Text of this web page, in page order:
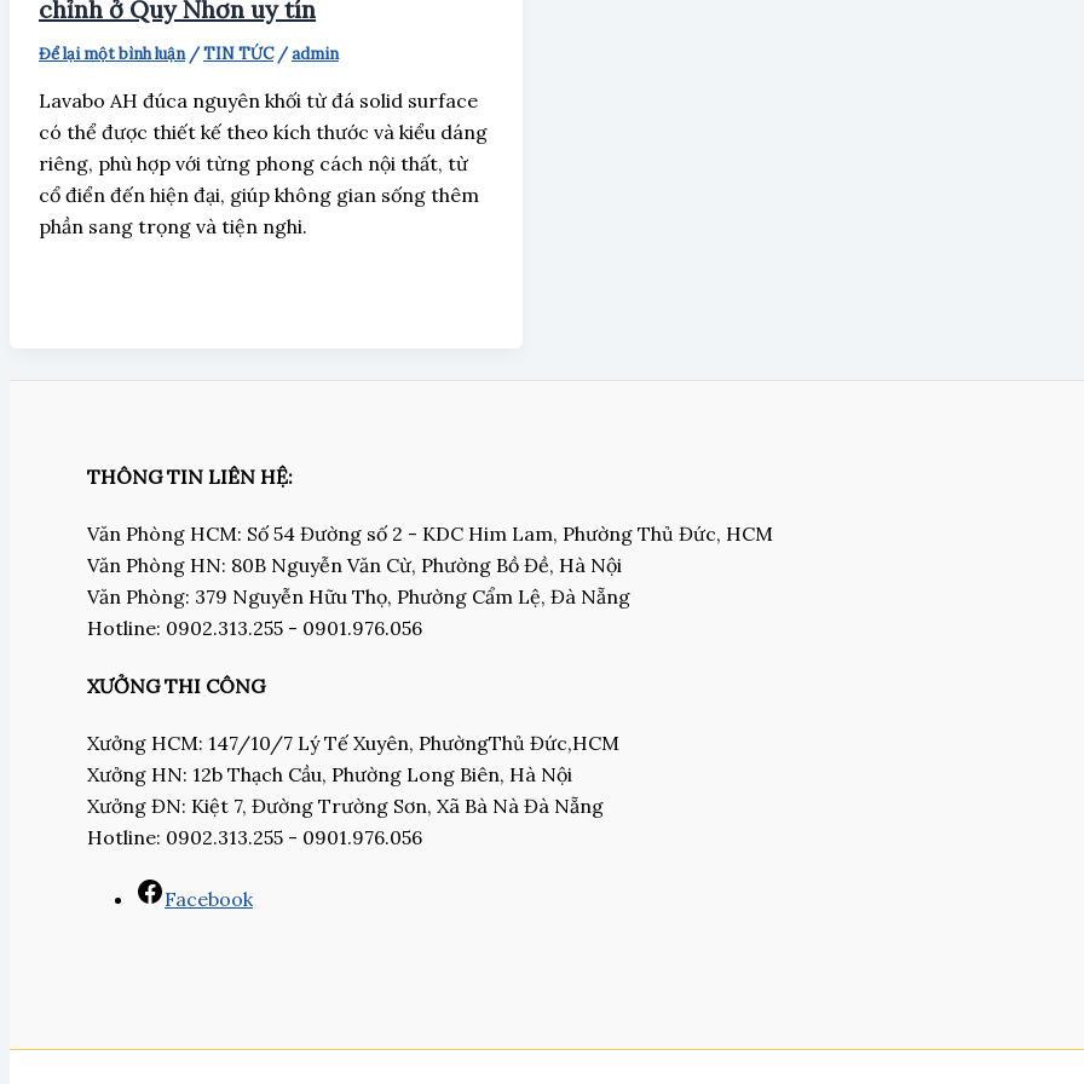
chỉnh ở Quy Nhơn uy tín
Để lại một bình luận /TIN TỨC/admin
Lavabo AH đúca nguyên khối từ đá solid surface
có thể được thiết kế theo kích thước và kiểu dáng
riêng, phù hợp với từng phong cách nội thất, từ
cổ điển đến hiện đại, giúp không gian sống thêm
phần sang trọng và tiện nghi.
THÔNG TIN LIÊN HỆ:
Văn Phòng HCM: Số 54 Đường số 2 - KDC Him Lam, Phường Thủ Đức, HCM
Văn Phòng HN: 80B Nguyễn Văn Cừ, Phường Bồ Đề, Hà Nội
Văn Phòng: 379 Nguyễn Hữu Thọ, Phường Cẩm Lệ, Đà Nẵng
Hotline: 0902.313.255 - 0901.976.056
XƯỞNG THI CÔNG
Xưởng HCM: 147/10/7 Lý Tế Xuyên, PhườngThủ Đức,HCM
Xưởng HN: 12b Thạch Cầu, Phường Long Biên, Hà Nội
Xưởng ĐN: Kiệt 7, Đường Trường Sơn, Xã Bà Nà Đà Nẵng
Hotline: 0902.313.255 - 0901.976.056
Facebook